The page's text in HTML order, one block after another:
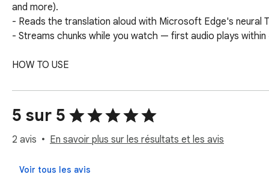
and more).
- Reads the translation aloud with Microsoft Edge's neural
- Streams chunks while you watch — first audio plays
HOW TO USE
2. Open any YouTube video that has captions.
3. Click "Listen" in the floating control. Vietnamese audio
4. Scrub the video — translation re-prioritises around your
- Domain-aware prompts: the LLM classifies the video's
5 sur 5
2 avis En savoir plus sur les résultats et les avis
Voir tous les avis